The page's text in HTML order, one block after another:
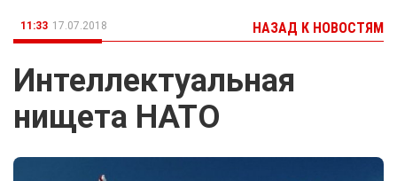
11:33 17.07.2018 НАЗАД К НОВОСТЯМ
Интеллектуальная
нищета НАТО